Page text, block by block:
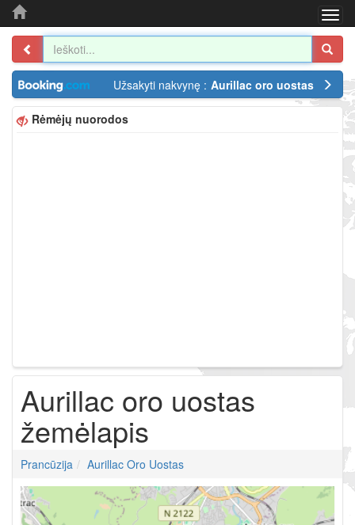
Užsakyti nakvynę : Aurillac oro uostas
Rėmėjų nuorodos
Aurillac oro uostas
žemėlapis
Prancūzija Aurillac Oro Uostas